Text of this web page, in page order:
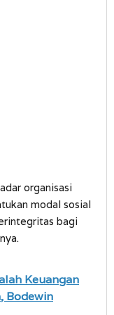
organisasi
modal sosial
bagi
Keuangan
Bodewin